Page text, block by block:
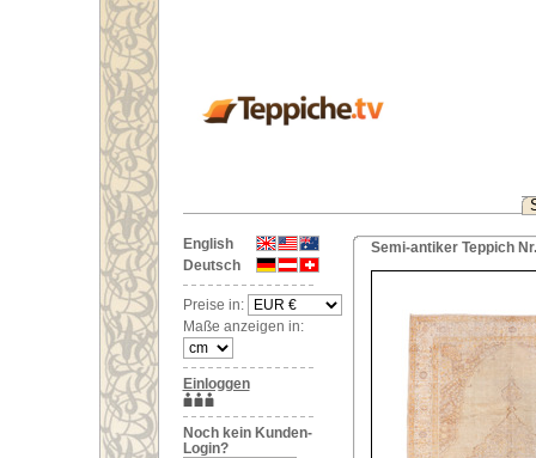
English
Deutsch
Preise in:
Maße anzeigen in:
Einloggen
Noch kein Kunden-
Login?
Semi-antiker Teppich